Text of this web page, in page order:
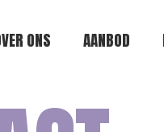
ONS AANBOD